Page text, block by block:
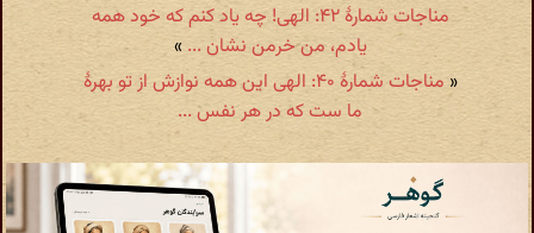
مناجات شمارهٔ ۴۲: الهی! چه یاد کنم که خود همه
یادم، من خرمن نشان ... »
«
مناجات شمارهٔ ۴۰: الهی این همه نوازش از تو بهرهٔ
ما ست که در هر نفس ...